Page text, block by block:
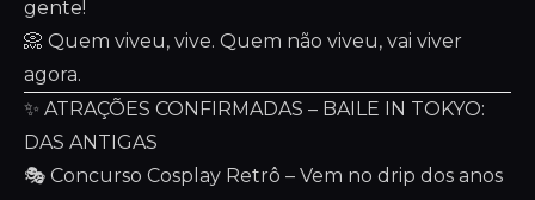
gente!
📀 Quem viveu, vive. Quem não viveu, vai viver
agora.
✨ ATRAÇÕES CONFIRMADAS – BAILE IN TOKYO:
DAS ANTIGAS
🎭 Concurso Cosplay Retrô – Vem no drip dos anos